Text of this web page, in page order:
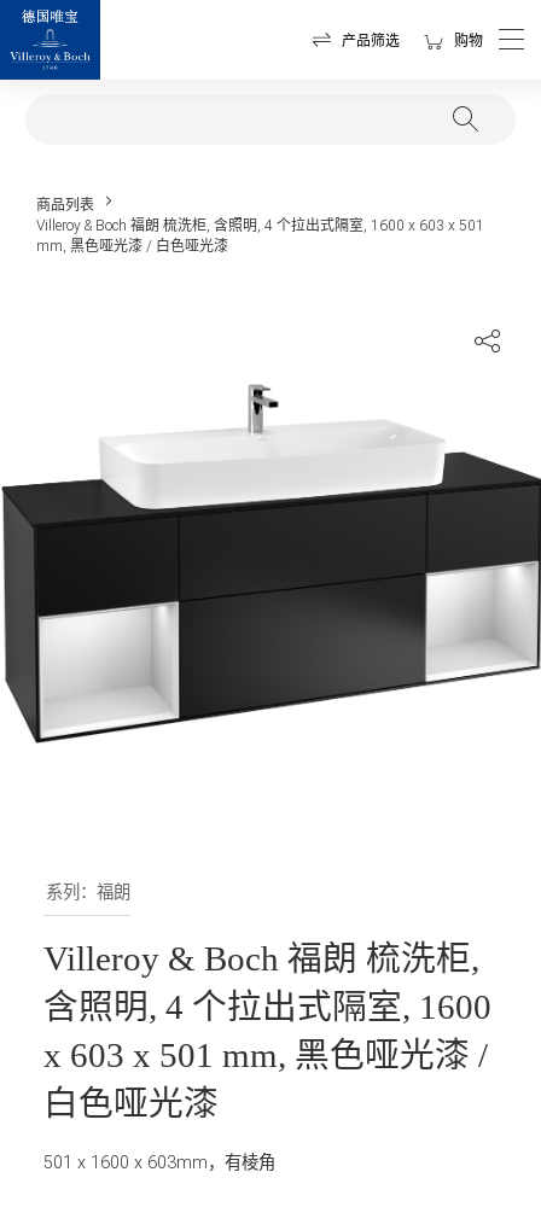
产品筛选 购物
商品列表
Villeroy & Boch 福朗 梳洗柜, 含照明, 4 个拉出式隔室, 1600 x 603 x 501
mm, 黑色哑光漆 / 白色哑光漆
系列：福朗
Villeroy & Boch 福朗 梳洗柜,
含照明, 4 个拉出式隔室, 1600
x 603 x 501 mm, 黑色哑光漆 /
白色哑光漆
501 x 1600 x 603mm，有棱角